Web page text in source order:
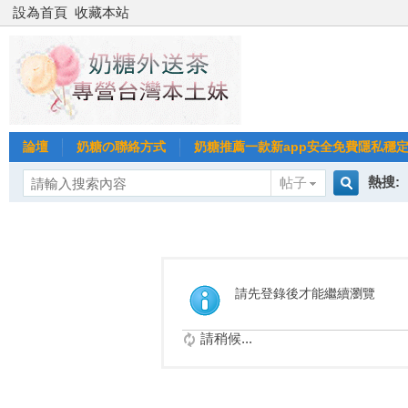
設為首頁 收藏本站
論壇 奶糖の聯絡方式 奶糖推薦一款新app安全免費隱私穩
帖子
索
熱搜:
台中
請先登錄後才能繼續瀏覽
請稍候...